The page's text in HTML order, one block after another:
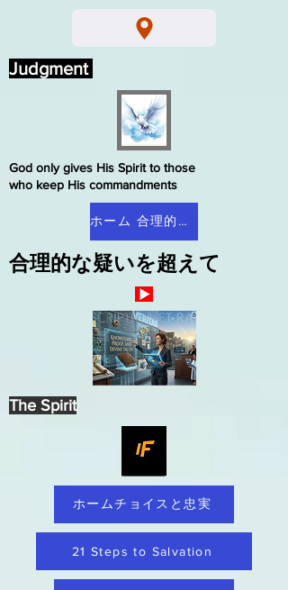
合理的な疑いを超えて
ホームチョイスと忠実
21 Steps to Salvation
ホーム 合理的な疑い
God only gives His Spirit to those
who keep His commandments
Judgment
The Spirit